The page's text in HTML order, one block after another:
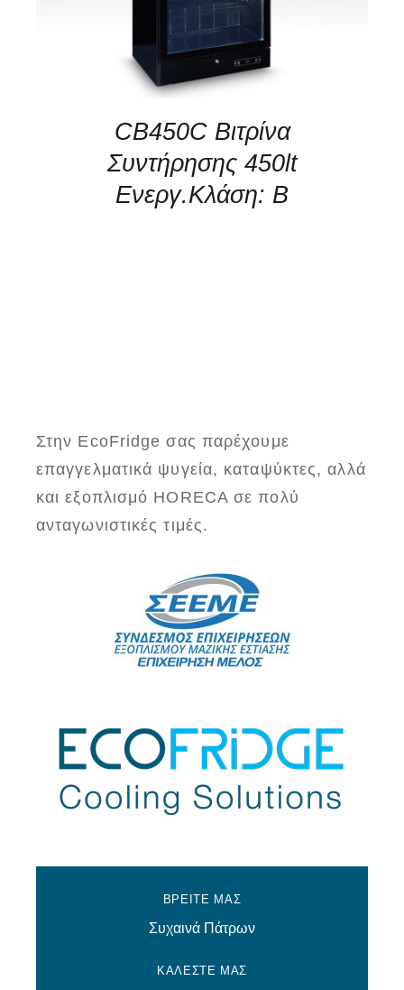
CB450C Βιτρίνα
Συντήρησης 450lt
Ενεργ.Κλάση: Β
Στην EcoFridge σας παρέχουμε
επαγγελματικά ψυγεία, καταψύκτες, αλλά
και εξοπλισμό HORECA σε πολύ
ανταγωνιστικές τιμές.
ΒΡΕΙΤΕ ΜΑΣ
Συχαινά Πάτρων
ΚΑΛΕΣΤΕ ΜΑΣ